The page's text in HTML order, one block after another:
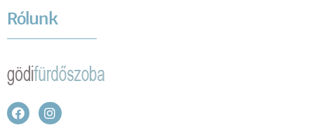
Rólunk